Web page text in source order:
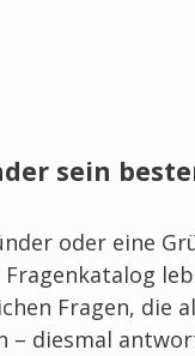
sein
oder eine
Fragen, die
– diesmal